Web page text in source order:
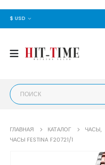
$ USD
ГЛАВНАЯ КАТАЛОГ ЧАСЫ,
ЧАСЫ FESTINA F20721/1